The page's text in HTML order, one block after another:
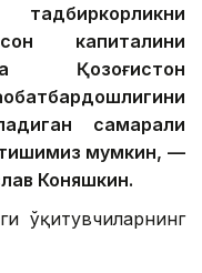
капиталини
Қозоғистон
самарали
мумкин, —
Коняшкин.
ўқитувчиларнинг